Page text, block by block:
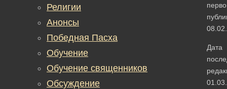
Дата
Религии
Анонсы
Победная Пасха
Обучение
Обучение священников
Обсуждение